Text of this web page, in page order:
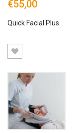
€55,00
Quick Facial Plus